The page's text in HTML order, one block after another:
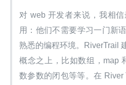
对 web 开发者来说，我相
用：他们不需要学习一门新
熟悉的编程环境。RiverTrail
概念之上，比如数组，map
数参数的闭包等等。在